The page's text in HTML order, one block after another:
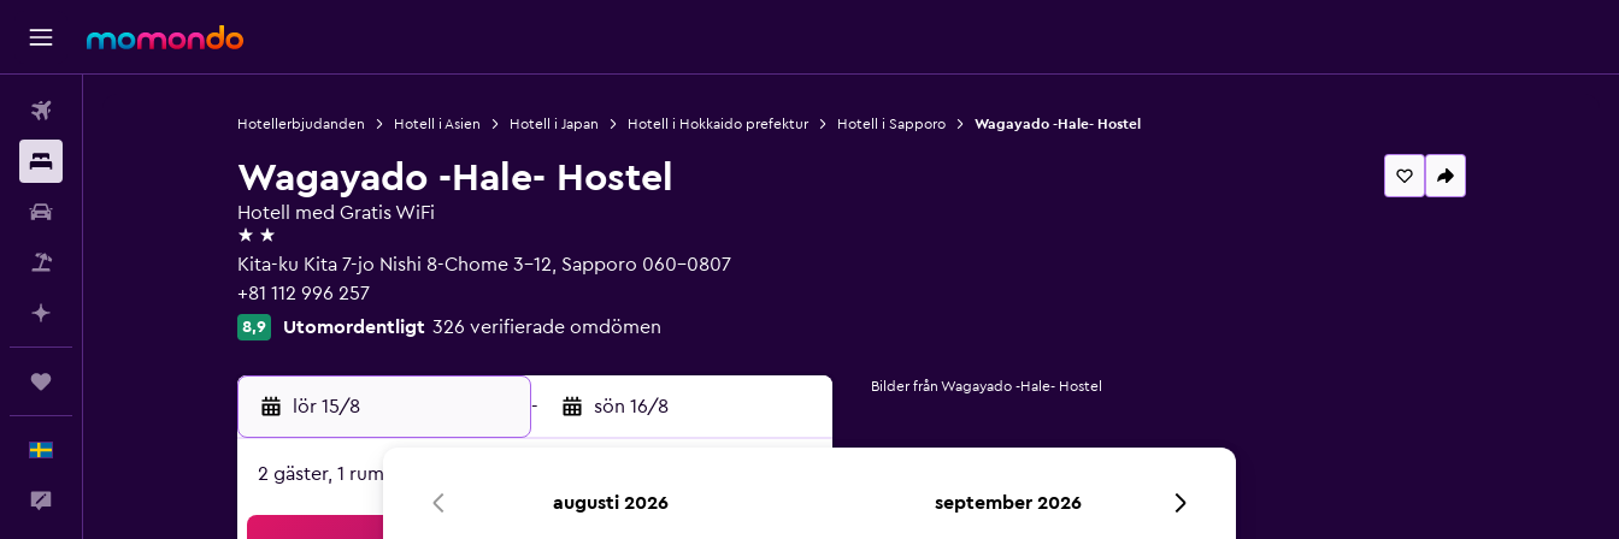
Hotellerbjudanden Hotell i Asien Hotell i Japan Hotell i Hokkaido prefektur Hotell i Sapporo Wagayado -Hale- Hostel
Wagayado -Hale- Hostel
Hotell med Gratis WiFi
2 stjärnor
Kita-ku Kita 7-jo Nishi 8-Chome 3-12, Sapporo 060-0807
+81 112 996 257
8,9 Utomordentligt 326 verifierade omdömen
lör 15/8 - sön 16/8
2 gäster, 1 rum
Bilder från Wagayado -Hale- Hostel
augusti 2026 september 2026